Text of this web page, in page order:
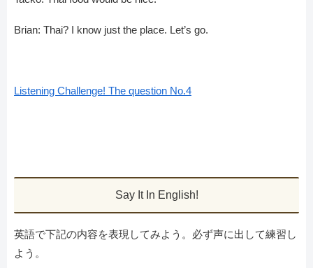
Brian: Thai? I know just the place. Let’s go.
Listening Challenge! The question No.4
Say It In English!
英語で下記の内容を表現してみよう。必ず声に出して練習し
よう。